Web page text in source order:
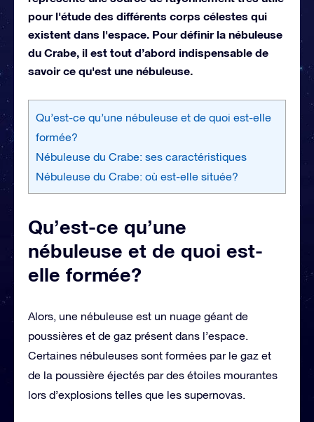
pour l'étude des différents corps célestes qui
existent dans l'espace. Pour définir la nébuleuse
du Crabe, il est tout d’abord indispensable de
savoir ce qu'est une nébuleuse.
Qu’est-ce qu’une nébuleuse et de quoi est-elle
formée?
Nébuleuse du Crabe: ses caractéristiques
Nébuleuse du Crabe: où est-elle située?
Qu’est-ce qu’une
nébuleuse et de quoi est-
elle formée?
Alors, une nébuleuse est un nuage géant de
poussières et de gaz présent dans l’espace.
Certaines nébuleuses sont formées par le gaz et
de la poussière éjectés par des étoiles mourantes
lors d’explosions telles que les supernovas.